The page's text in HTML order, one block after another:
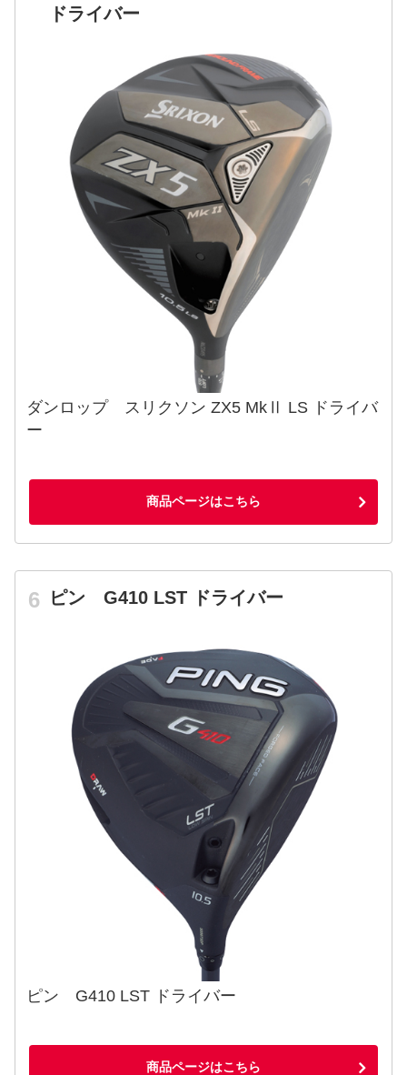
ドライバー
ダンロップ スリクソン ZX5 MkⅡ LS ドライバ
ー
商品ページはこちら
ピン G410 LST ドライバー
ピン G410 LST ドライバー
商品ページはこちら